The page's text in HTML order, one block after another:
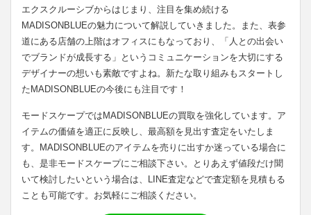
エクスクルーシブからはじまり、注目を集め続ける
MADISONBLUEの魅力について解説していきました。また、表参
道にある店舗の上階はオフィスにもなっており、「人との出会い
でブランドが成長する」というコミュニケーションを大切にする
デザイナーの想いも素敵ですよね。新たな取り組みもスタートし
たMADISONBLUEの今後にも注目です！
モードスケープではMADISONBLUEの買取を強化しています。ア
イテムの価値を適正に反映し、最高額を見出す査定をいたしま
す。MADISONBLUEのアイテムを売りに出すか迷っている場合に
も、是非モードスケープにご相談下さい。とりあえず値段だけ聞
いて検討したいという場合は、LINE査定などで査定額を見積もる
ことも可能です。お気軽にご相談ください。